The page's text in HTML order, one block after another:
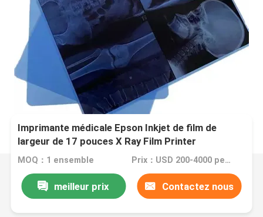
Imprimante médicale Epson Inkjet de film de
largeur de 17 pouces X Ray Film Printer
MOQ：1 ensemble Prix：USD 200-4000 per set.
meilleur prix Contactez nous